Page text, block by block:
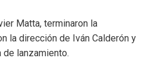
Matta, terminaron la
la dirección de Iván Calderón y
lanzamiento.